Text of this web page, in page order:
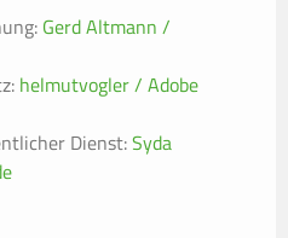
Gerd Altmann /
helmutvogler / Adobe
Dienst:Syda